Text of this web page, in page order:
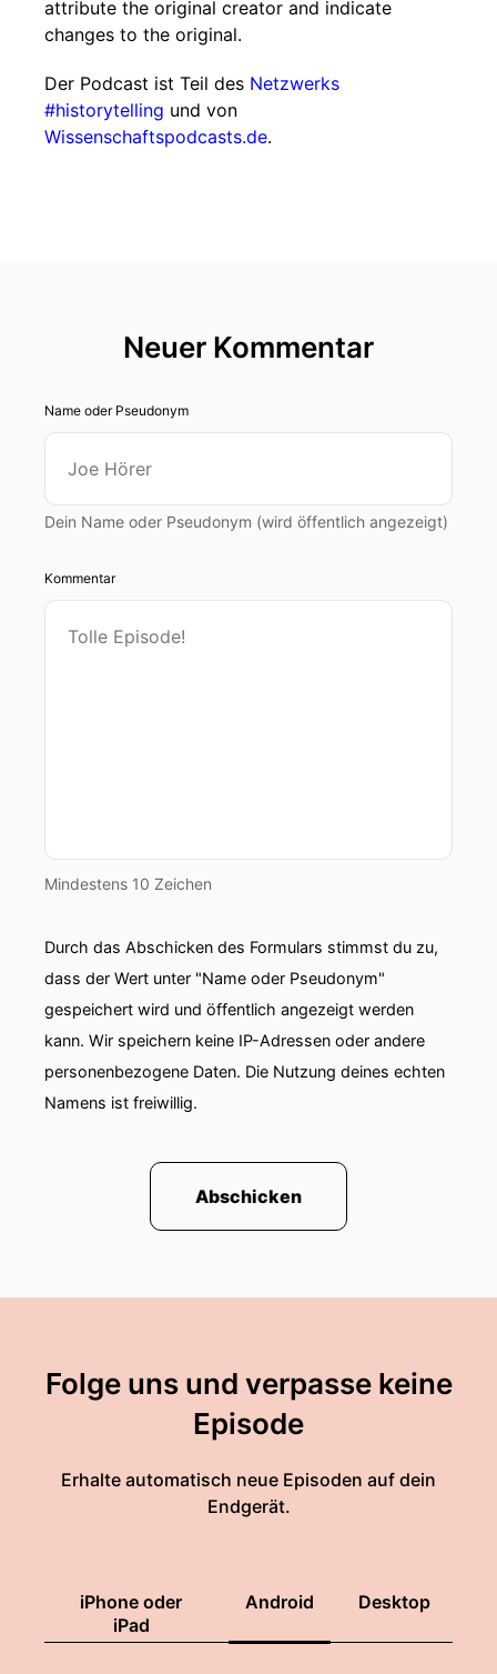
attribute the original creator and indicate
changes to the original.
Der Podcast ist Teil des Netzwerks
#historytelling und von
Wissenschaftspodcasts.de.
Neuer Kommentar
Name oder Pseudonym
Dein Name oder Pseudonym (wird öffentlich angezeigt)
Kommentar
Mindestens 10 Zeichen
Durch das Abschicken des Formulars stimmst du zu,
dass der Wert unter "Name oder Pseudonym"
gespeichert wird und öffentlich angezeigt werden
kann. Wir speichern keine IP-Adressen oder andere
personenbezogene Daten. Die Nutzung deines echten
Namens ist freiwillig.
Abschicken
Folge uns und verpasse keine
Episode
Erhalte automatisch neue Episoden auf dein
Endgerät.
iPhone oder
iPad
Android Desktop